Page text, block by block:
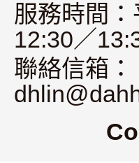
服務時間
12:30／
聯絡信箱：